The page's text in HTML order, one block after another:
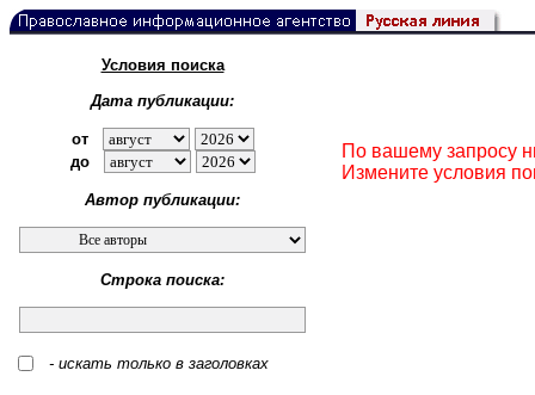
Условия поиска
Дата публикации:
от
до
Автор публикации:
Строка поиска:
- искать только в заголовках
По вашему запросу
Измените условия